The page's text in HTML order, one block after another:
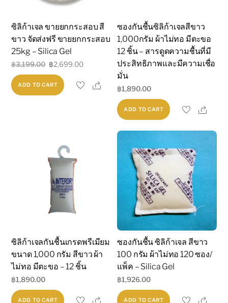
the
product
page
ซิลิก้าเจล ขายยกกระสอบ สี
ขาว จัดส่งฟรี ขายยกกระสอบ
25kg – Silica Gel
฿3,199.00 Original
price
was:
฿2,699.00Current
฿2,699.00.
ADD TO CART Share
ซองกันชื้นซิลิก้าเจลสีขาว
1,000กรัม ผ้าไม่ทอ มีตะขอ
12 ชิ้น – สารดูดความชื้นที่มี
ประสิทธิภาพและมีความเชื่อ
มั่น
฿1,890.00
ADD TO CART Share
ซิลิก้าเจลกันชื้นเกรดพรีเมียม
ขนาด 1,000 กรัม สีขาว ผ้า
ไม่ทอ มีตะขอ – 12 ชิ้น
฿1,890.00
ADD TO CART Share
ซองกันชื้น ซิลิก้าเจล สีขาว
100 กรัม ผ้าไม่ทอ 120 ซอง/
แพ็ค – Silica Gel
฿1,926.00
ADD TO CART Share